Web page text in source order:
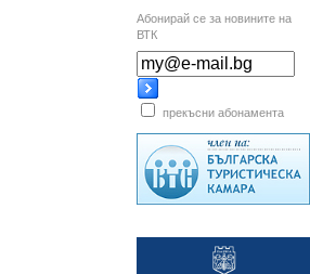
Абонирай се за новините на
ВТК
прекъсни абонамента